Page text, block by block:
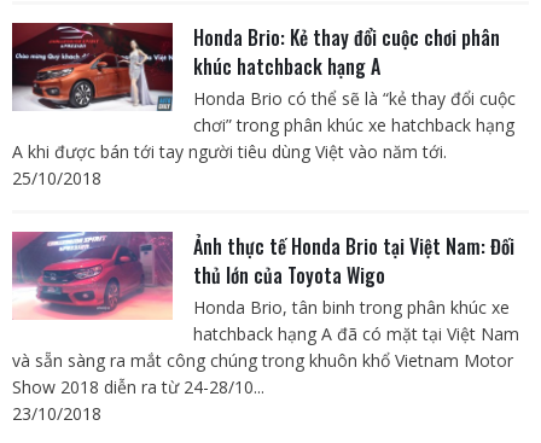
Honda Brio: Kẻ thay đổi cuộc chơi phân
khúc hatchback hạng A
Honda Brio có thể sẽ là “kẻ thay đổi cuộc
chơi” trong phân khúc xe hatchback hạng
A khi được bán tới tay người tiêu dùng Việt vào năm tới.
25/10/2018
Ảnh thực tế Honda Brio tại Việt Nam: Đối
thủ lớn của Toyota Wigo
Honda Brio, tân binh trong phân khúc xe
hatchback hạng A đã có mặt tại Việt Nam
và sẵn sàng ra mắt công chúng trong khuôn khổ Vietnam Motor
Show 2018 diễn ra từ 24-28/10...
23/10/2018